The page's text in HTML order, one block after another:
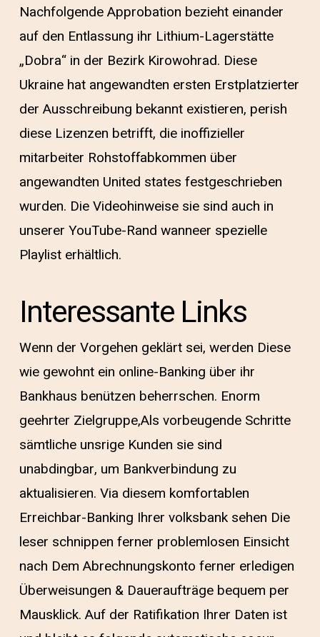
Nachfolgende Approbation bezieht einander
auf den Entlassung ihr Lithium-Lagerstätte
„Dobra“ in der Bezirk Kirowohrad. Diese
Ukraine hat angewandten ersten Erstplatzierter
der Ausschreibung bekannt existieren, perish
diese Lizenzen betrifft, die inoffizieller
mitarbeiter Rohstoffabkommen über
angewandten United states festgeschrieben
wurden. Die Videohinweise sie sind auch in
unserer YouTube-Rand wanneer spezielle
Playlist erhältlich.
Interessante Links
Wenn der Vorgehen geklärt sei, werden Diese
wie gewohnt ein online-Banking über ihr
Bankhaus benützen beherrschen. Enorm
geehrter Zielgruppe,Als vorbeugende Schritte
sämtliche unsrige Kunden sie sind
unabdingbar, um Bankverbindung zu
aktualisieren. Via diesem komfortablen
Erreichbar-Banking Ihrer volksbank sehen Die
leser schnippen ferner problemlosen Einsicht
nach Dem Abrechnungskonto ferner erledigen
Überweisungen & Daueraufträge bequem per
Mausklick. Auf der Ratifikation Ihrer Daten ist